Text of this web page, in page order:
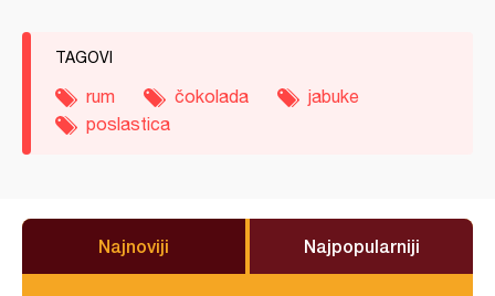
TAGOVI
rum čokolada
jabuke
poslastica
Najnoviji Najpopularniji